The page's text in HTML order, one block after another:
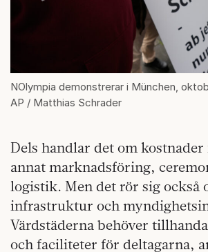
NOlympia demonstrerar i München,
AP / Matthias Schrader
Dels handlar det om
annat marknadsföring,
logistik. Men det rör sig också
infrastruktur och
Värdstäderna behöver
och faciliteter för deltagarna,